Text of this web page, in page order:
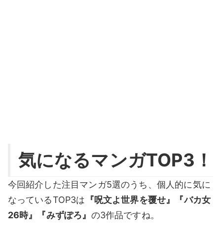
気になるマンガTOP3！
今回紹介した注目マンガ5選のうち、個人的に気に
なっているTOP3は 『呪文よ世界を覆せ』『バカ女
26時』『みずぽろ』 の3作品ですね。